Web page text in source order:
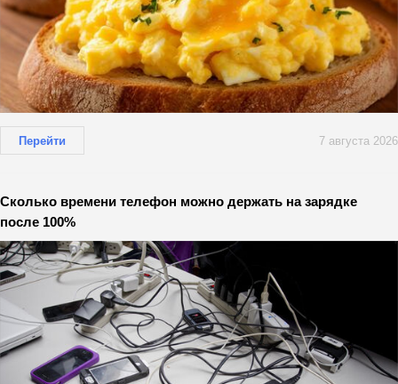
Перейти 7 августа 2026
Сколько времени телефон можно держать на зарядке
после 100%